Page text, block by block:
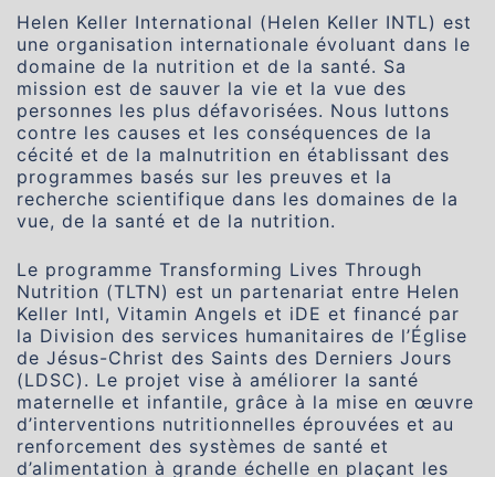
Helen Keller International (Helen Keller INTL) est
une organisation internationale évoluant dans le
domaine de la nutrition et de la santé. Sa
mission est de sauver la vie et la vue des
personnes les plus défavorisées. Nous luttons
contre les causes et les conséquences de la
cécité et de la malnutrition en établissant des
programmes basés sur les preuves et la
recherche scientifique dans les domaines de la
vue, de la santé et de la nutrition.
Le programme Transforming Lives Through
Nutrition (TLTN) est un partenariat entre Helen
Keller Intl, Vitamin Angels et iDE et financé par
la Division des services humanitaires de l’Église
de Jésus-Christ des Saints des Derniers Jours
(LDSC). Le projet vise à améliorer la santé
maternelle et infantile, grâce à la mise en œuvre
d’interventions nutritionnelles éprouvées et au
renforcement des systèmes de santé et
d’alimentation à grande échelle en plaçant les